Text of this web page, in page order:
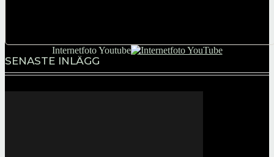
Internetfoto Youtube
SENASTE INLÄGG